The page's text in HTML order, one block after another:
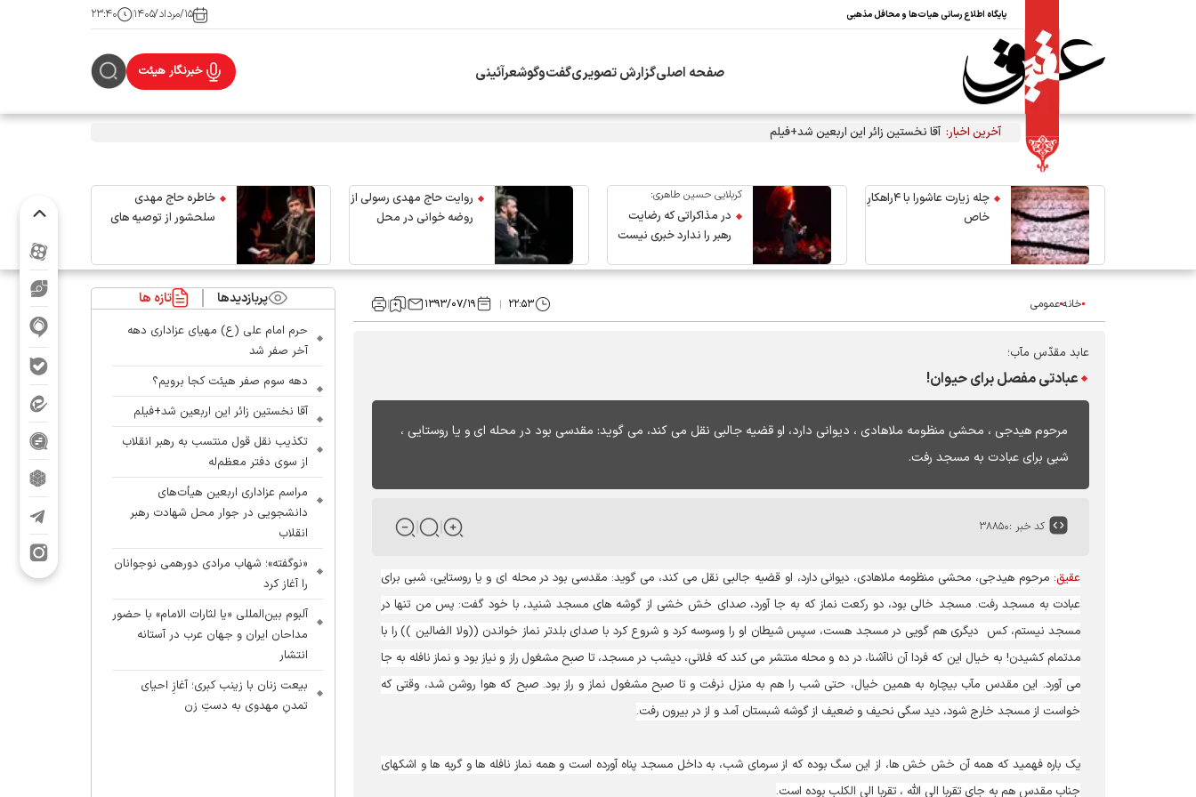
پایگاه اطلاع رسانی هیات‌ها و محافل مذهبی ۱۵/مرداد/۱۴۰۵ ۲۳:۴۰
صفحه اصلیگزارش تصویریگفت‌وگوشعرآئینی خبرنگار هیئت
آخرین اخبار: آقا نخستین زائر این اربعین شد+فیلم
چله زیارت عاشورا با ۴راهکارِ
خاص
کربلایی حسین طاهری:
در مذاکراتی که رضایت
رهبر را ندارد خبری نیست
روایت حاج مهدی رسولی از
روضه خوانی در محل
خاطره حاج مهدی
سلحشور از توصیه های
خانهعمومی ۲۲:۵۳ ۱۳۹۳/۰۷/۱۹
عابد مقدّس مآب؛
عبادتی مفصل برای حیوان!
مرحوم هیدجی ، محشی منظومه ملاهادی ، دیوانی دارد، او قضیه جالبی نقل می کند، می گوید: مقدسی بود در محله ای و یا روستایی ،
شبی برای عبادت به مسجد رفت.
کد خبر :۳۸۸۵۰
عقیق: مرحوم هیدجی، محشی منظومه ملاهادی، دیوانی دارد، او قضیه جالبی نقل می کند، می گوید: مقدسی بود در محله ای و یا روستایی، شبی برای
عبادت به مسجد رفت. مسجد خالی بود، دو رکعت نماز که به جا آورد، صدای خش خشی از گوشه های مسجد شنید، با خود گفت: پس من تنها در
مسجد نیستم، کس ‍ دیگری هم گویی در مسجد هست، سپس شیطان او را وسوسه کرد و شروع کرد با صدای بلدتر نماز خواندن ((ولا الضالین )) را با
مدتمام کشیدن! به خیال این که فردا آن ناآشنا، در ده و محله منتشر می کند که فلانی، دیشب در مسجد، تا صبح مشغول راز و نیاز بود و نماز نافله به جا
می آورد. این مقدس مآب بیچاره به همین خیال، حتی شب را هم به منزل نرفت و تا صبح مشغول نماز و راز بود. صبح که هوا روشن شد، وقتی که
خواست از مسجد خارج شود، دید سگی نحیف و ضعیف از گوشه شبستان آمد و از در بیرون رفت.
یک باره فهمید که همه آن خش خش ها، از این سگ بوده که از سرمای شب، به داخل مسجد پناه آورده است و همه نماز نافله ها و گریه ها و اشکهای
جناب مقدس هم به جای تقربا الی الله ، تقربا الی الکلب بوده است.
پربازدیدها تازه ها
حرم امام علی (ع) مهیای عزاداری دهه
آخر صفر شد
دهه سوم صفر هیئت کجا برویم؟
آقا نخستین زائر این اربعین شد+فیلم
تکذیب نقل قول منتسب به رهبر انقلاب
از سوی دفتر معظم‌له
مراسم عزاداری اربعین هیأت‌های
دانشجویی در جوار محل شهادت رهبر
انقلاب
«نوگفته»؛ شهاب مرادی دورهمی نوجوانان
را آغاز کرد
آلبوم بین‌المللی «یا لثارات الامام» با حضور
مداحان ایران و جهان عرب در آستانه
انتشار
بیعت زنان با زینب کبری؛ آغازِ احیای
تمدنِ مهدوی به دستِ زن